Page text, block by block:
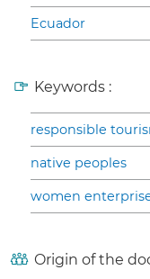
Ecuador
Keywords :
responsible
native peoples
women
Origin of the